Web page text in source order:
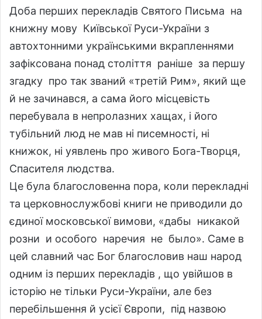
Доба перших перекладів Святого Письма на
книжну мову Київської Руси-України з
автохтонними українськими вкрапленнями
зафіксована понад століття раніше за першу
згадку про так званий «третій Рим», який ще
й не зачинався, а сама його місцевість
перебувала в непролазних хащах, і його
тубільний люд не мав ні писемності, ні
книжок, ні уявлень про живого Бога-Творця,
Спасителя людства.
Це була благословенна пора, коли перекладні
та церковнослужбові книги не приводили до
єдиної московської вимови, «дабы никакой
розни и особого наречия не было». Саме в
цей славний час Бог благословив наш народ
одним із перших перекладів , що увійшов в
історію не тільки Руси-України, але без
перебільшення й усієї Європи, під назвою